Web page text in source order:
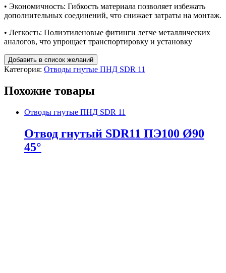
• Экономичность: Гибкость материала позволяет избежать
дополнительных соединений, что снижает затраты на монтаж.
• Легкость: Полиэтиленовые фитинги легче металлических
аналогов, что упрощает транспортировку и установку
Добавить в список желаний
Категория: Отводы гнутые ПНД SDR 11
Похожие товары
Отводы гнутые ПНД SDR 11
Отвод гнутый SDR11 ПЭ100 Ø90
45°